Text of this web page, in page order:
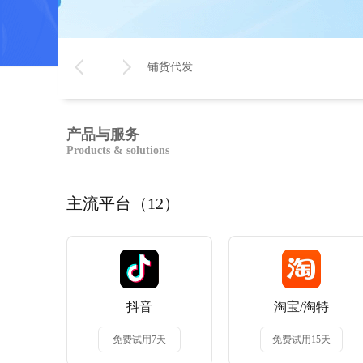
铺货代发
产品与服务
Products & solutions
主流平台（12）
抖音
免费试用7天
淘宝/淘特
免费试用15天